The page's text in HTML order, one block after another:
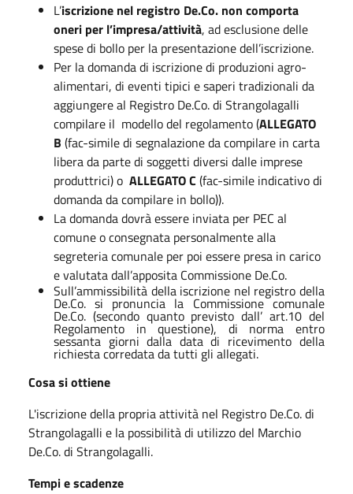
L’iscrizione nel registro De.Co. non comporta
oneri per l’impresa/attività, ad esclusione delle
spese di bollo per la presentazione dell’iscrizione.
Per la domanda di iscrizione di produzioni agro-
alimentari, di eventi tipici e saperi tradizionali da
aggiungere al Registro De.Co. di Strangolagalli
compilare il modello del regolamento (ALLEGATO
B (fac-simile di segnalazione da compilare in carta
libera da parte di soggetti diversi dalle imprese
produttrici) o ALLEGATO C (fac-simile indicativo di
domanda da compilare in bollo)).
La domanda dovrà essere inviata per PEC al
comune o consegnata personalmente alla
segreteria comunale per poi essere presa in carico
e valutata dall’apposita Commissione De.Co.
Sull’ammissibilità della iscrizione nel registro della
De.Co. si pronuncia la Commissione comunale
De.Co. (secondo quanto previsto dall’ art.10 del
Regolamento in questione), di norma entro
sessanta giorni dalla data di ricevimento della
richiesta corredata da tutti gli allegati.
Cosa si ottiene
L'iscrizione della propria attività nel Registro De.Co. di
Strangolagalli e la possibilità di utilizzo del Marchio
De.Co. di Strangolagalli.
Tempi e scadenze